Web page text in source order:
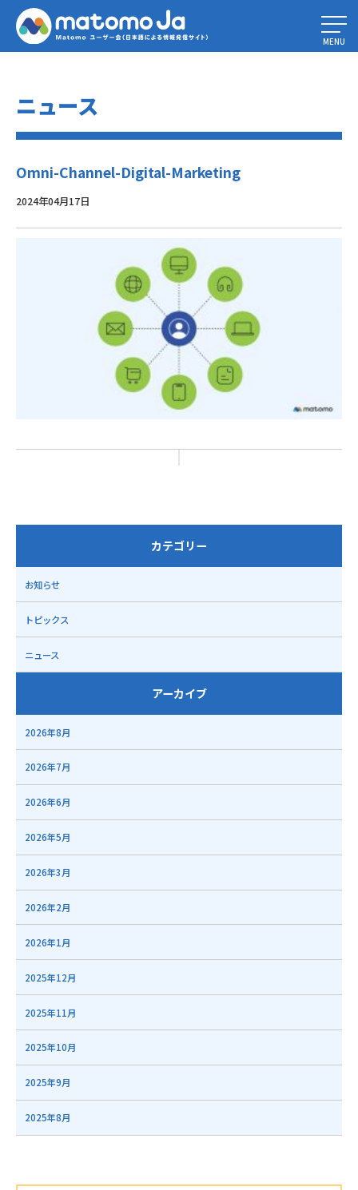
Home»
マーケティングのタッチポイント：事例、KPI、ベストプラクティ
ス»Omni-Channel-Digital-Marketing
MENU
ニュース
Omni-Channel-Digital-Marketing
2024年04月17日
カテゴリー
お知らせ
トピックス
ニュース
アーカイブ
2026年8月
2026年7月
2026年6月
2026年5月
2026年3月
2026年2月
2026年1月
2025年12月
2025年11月
2025年10月
2025年9月
2025年8月